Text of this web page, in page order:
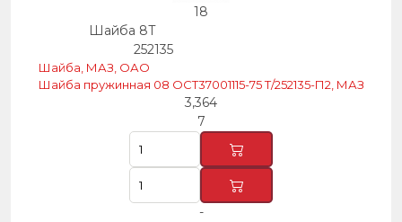
18
Шайба 8Т
252135
Шайба, МАЗ, ОАО
Шайба пружинная 08 ОСТ37001115-75 Т/252135-П2, МАЗ
3,364
7
-